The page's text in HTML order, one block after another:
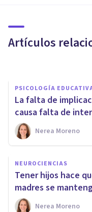
Artículos
medianos
PSICOLOGÍA
La falta de
causa falta de
Nerea Moreno
NEUROCIENCIAS
Tener hijos hace
madres se
Nerea Moreno
¿Cuándo
que el Amor
Nerea Moreno